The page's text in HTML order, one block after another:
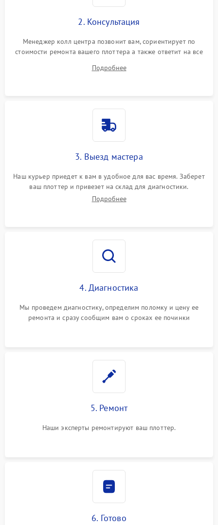
2. Консультация
Менеджер колл центра позвонит вам, сориентирует по
стоимости ремонта вашего плоттера а также ответит на все
Подробнее
3. Выезд мастера
Наш курьер приедет к вам в удобное для вас время. Заберет
ваш плоттер и привезет на склад для диагностики.
Подробнее
4. Диагностика
Мы проведем диагностику, определим поломку и цену ее
ремонта и сразу сообщим вам о сроках ее починки
5. Ремонт
Наши эксперты ремонтируют ваш плоттер.
6. Готово